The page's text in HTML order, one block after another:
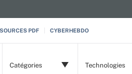
PDF CYBERHEBDO
Catégories Technologies